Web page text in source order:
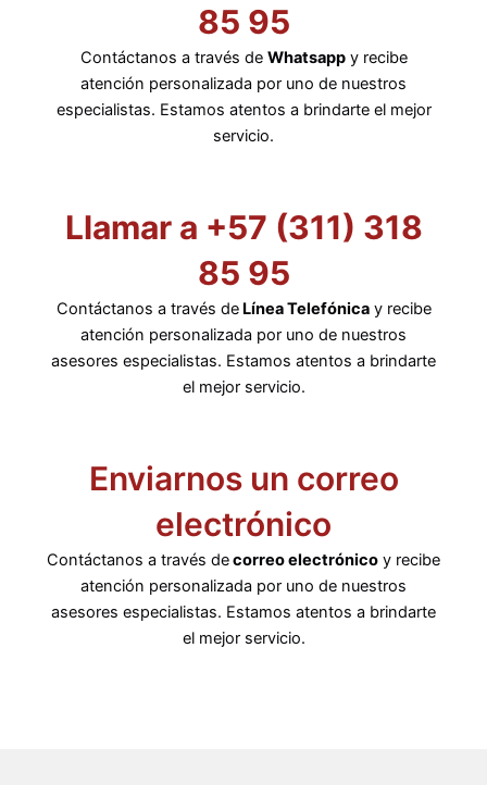
85 95
Contáctanos a través de Whatsappy recibe
atención personalizada por uno de nuestros
especialistas. Estamos atentos a brindarte el mejor
servicio.
Llamar a +57 (311) 318
85 95
Contáctanos a través deLínea Telefónicay recibe
atención personalizada por uno de nuestros
asesores especialistas. Estamos atentos a brindarte
el mejor servicio.
Enviarnos un correo
electrónico
Contáctanos a través decorreo electrónico y recibe
atención personalizada por uno de nuestros
asesores especialistas. Estamos atentos a brindarte
el mejor servicio.